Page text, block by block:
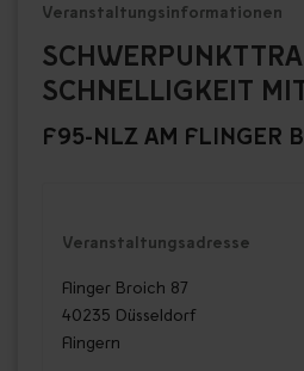
Veranstaltungsinformationen
SCHNELLIGKEIT
F95-NLZ AM FLINGER
Veranstaltungsadresse
Flinger Broich 87
40235 Düsseldorf
Flingern